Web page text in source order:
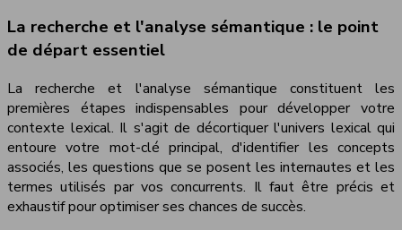
La recherche et l'analyse sémantique : le point
de départ essentiel
La recherche et l'analyse sémantique constituent les
premières étapes indispensables pour développer votre
contexte lexical. Il s'agit de décortiquer l'univers lexical qui
entoure votre mot-clé principal, d'identifier les concepts
associés, les questions que se posent les internautes et les
termes utilisés par vos concurrents. Il faut être précis et
exhaustif pour optimiser ses chances de succès.